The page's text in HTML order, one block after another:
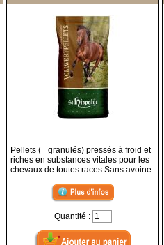
Pellets (= granulés) pressés à froid et
riches en substances vitales pour les
chevaux de toutes races Sans avoine.
Quantité :